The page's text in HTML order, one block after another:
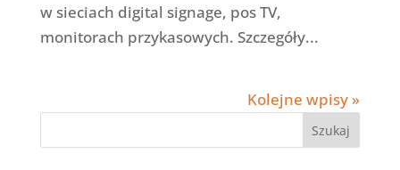
w sieciach digital signage, pos TV,
monitorach przykasowych. Szczegóły...
Kolejne wpisy »